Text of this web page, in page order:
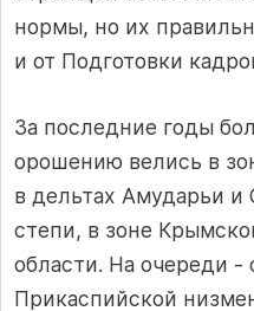
нормы, но их
и от Подготовки
За последние годы
орошению велись в
в дельтах Амударьи
степи, в зоне
области. На очереди
Прикаспийской